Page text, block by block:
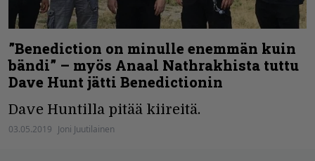
”Benediction on minulle enemmän kuin
bändi” – myös Anaal Nathrakhista tuttu
Dave Hunt jätti Benedictionin
Dave Huntilla pitää kiireitä.
03.05.2019 Joni Juutilainen